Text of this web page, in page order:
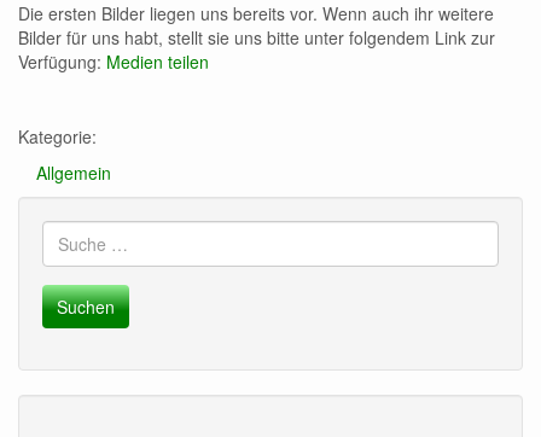
Die ersten Bilder liegen uns bereits vor. Wenn auch ihr weitere
Bilder für uns habt, stellt sie uns bitte unter folgendem Link zur
Verfügung: Medien teilen
Kategorie:
Allgemein
Suche
nach: